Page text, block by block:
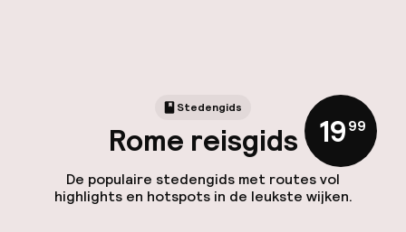
Stedengids
Rome reisgids
De populaire stedengids met routes vol
highlights en hotspots in de leukste wijken.
19,99